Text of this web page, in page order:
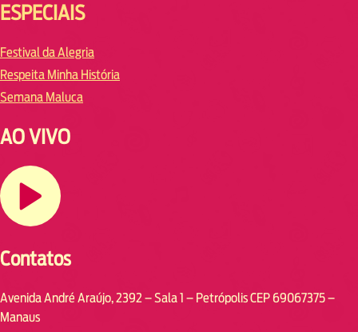
ESPECIAIS
Festival da Alegria
Respeita Minha História
Semana Maluca
AO VIVO
Contatos
Avenida André Araújo, 2392 – Sala 1 – Petrópolis CEP 69067375 –
Manaus